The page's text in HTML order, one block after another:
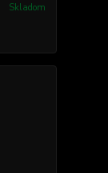
Skladom